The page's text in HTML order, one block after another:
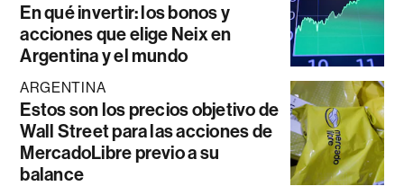
En qué invertir: los bonos y
acciones que elige Neix en
Argentina y el mundo
ARGENTINA
Estos son los precios objetivo de
Wall Street para las acciones de
MercadoLibre previo a su
balance